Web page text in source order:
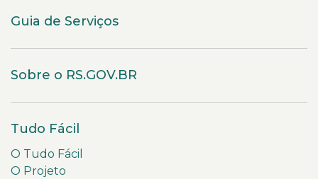
Guia de Serviços
Sobre o RS.GOV.BR
Tudo Fácil
O Tudo Fácil
O Projeto